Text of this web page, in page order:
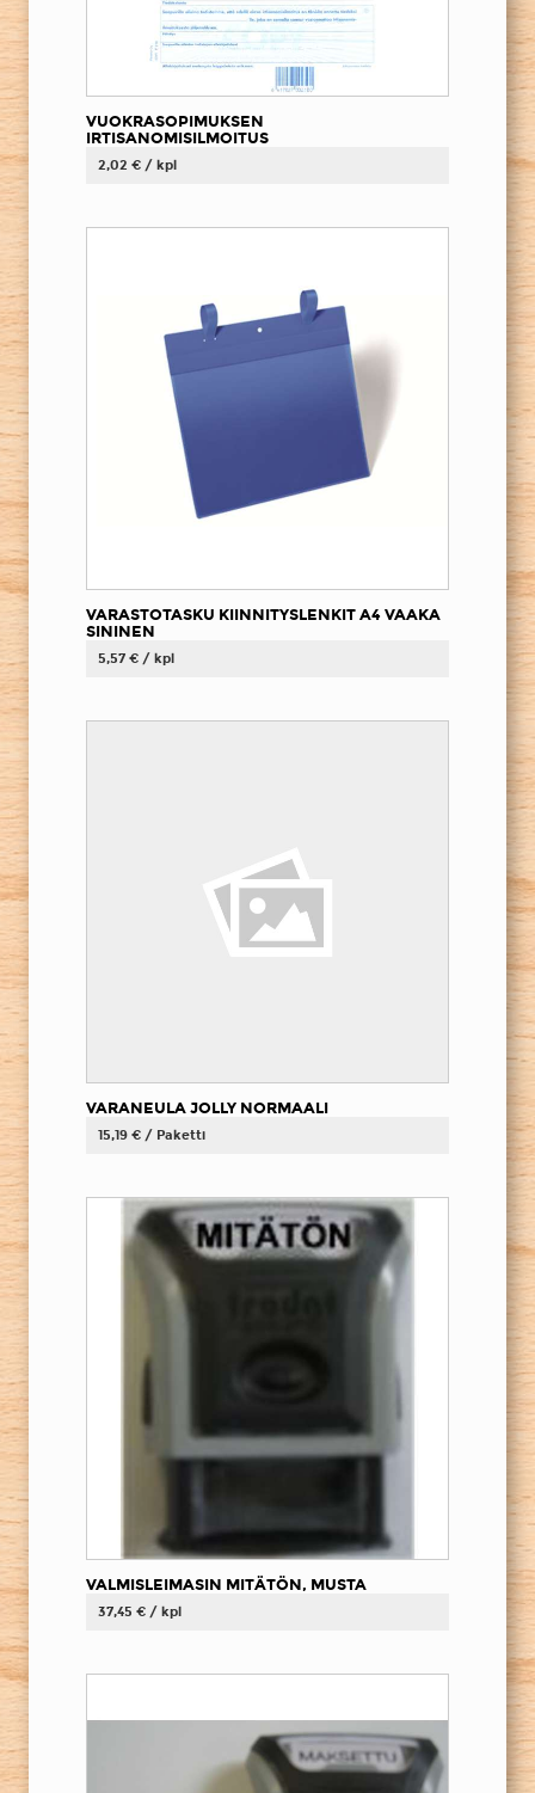
VUOKRASOPIMUKSEN
IRTISANOMISILMOITUS
2,02 € / kpl
VARASTOTASKU KIINNITYSLENKIT A4 VAAKA
SININEN
5,57 € / kpl
VARANEULA JOLLY NORMAALI
15,19 € / Paketti
VALMISLEIMASIN MITÄTÖN, MUSTA
37,45 € / kpl